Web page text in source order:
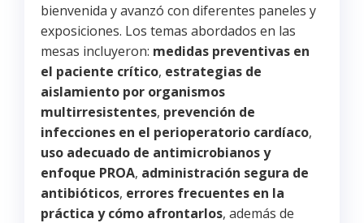
bienvenida y avanzó con diferentes paneles y
exposiciones. Los temas abordados en las
mesas incluyeron: medidas preventivas en
el paciente crítico, estrategias de
aislamiento por organismos
multirresistentes, prevención de
infecciones en el perioperatorio cardíaco,
uso adecuado de antimicrobianos y
enfoque PROA, administración segura de
antibióticos, errores frecuentes en la
práctica y cómo afrontarlos, además de